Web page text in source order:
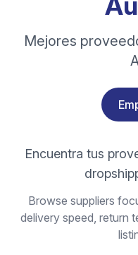
Mejores
Encuentra tus
Browse suppliers
delivery speed, return